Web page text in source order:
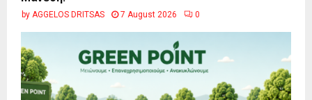
by AGGELOS DRITSAS 7 August 2026 0